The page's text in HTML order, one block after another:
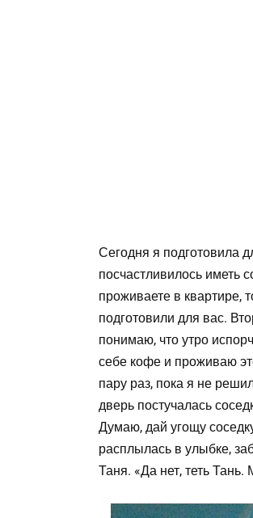
Сегодня я подготовила
посчастливилось иметь
проживаете в квартире,
подготовили для вас.
понимаю, что утро
себе кофе и проживаю
пару раз, пока я не
дверь постучалась
Думаю, дай угощу
расплылась в улыбке,
Таня. «Да нет, теть Тань.